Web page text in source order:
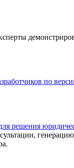
по
решения